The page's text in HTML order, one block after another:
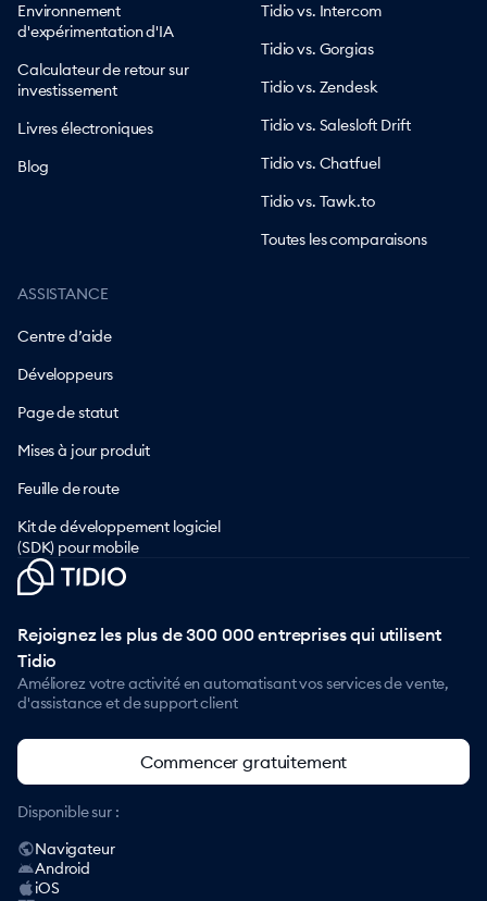
Environnement
d'expérimentation d'IA
Calculateur de retour sur
investissement
Livres électroniques
Blog
Tidio vs. Intercom
Tidio vs. Gorgias
Tidio vs. Zendesk
Tidio vs. Salesloft Drift
Tidio vs. Chatfuel
Tidio vs. Tawk.to
Toutes les comparaisons
ASSISTANCE
Centre d’aide
Développeurs
Page de statut
Mises à jour produit
Feuille de route
Kit de développement logiciel
(SDK) pour mobile
Rejoignez les plus de 300 000 entreprises qui utilisent
Tidio
Améliorez votre activité en automatisant vos services de vente,
d'assistance et de support client
Commencer gratuitement
Disponible sur :
Navigateur
Android
iOS